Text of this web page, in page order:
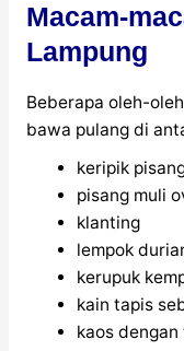
Macam-
Lampung
Beberapa oleh-
bawa pulang di
keripik
pisang muli
klanting
lempok
kerupuk
kain tapis
kaos